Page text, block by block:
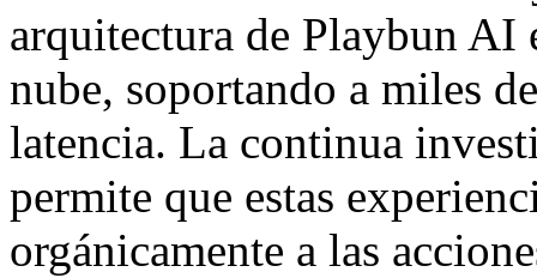
arquitectura de Playbun AI
nube, soportando a miles
latencia. La continua
permite que estas
orgánicamente a las